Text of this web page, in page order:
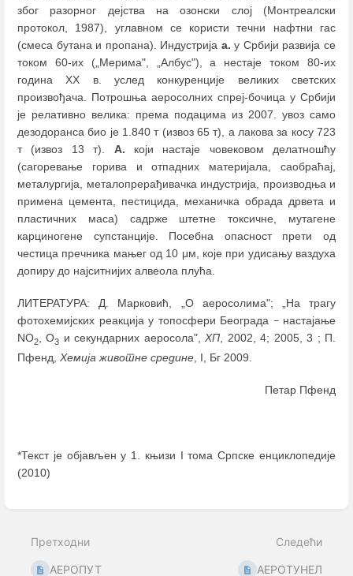
због разорног дејства на озонски слој (Монтреалски
протокол, 1987), углавном се користи течни нафтни гас
(смеса бутана и пропана). Индустрија а. у Србији развија се
током 60-их („Мерима", „Албус"), а нестаје током 80-их
година XX в. услед конкуренције великих светских
произвођача. Потрошња аеросолних спреј-бочица у Србији
је релативно велика: према подацима из 2007. увоз само
дезодоранса био је 1.840 т (извоз 65 т), а лакова за косу 723
т (извоз 13 т). А. који настаје човековом делатношћу
(сагоревање горива и отпадних материјала, саобраћај,
металургија, металoпрерађивачка индустрија, производња и
примена цемента, пестицида, механичка обрада дрвета и
пластичних маса) садрже штетне токсичне, мутагене
карциногене супстанције. Посебна опасност прети од
честица пречника мањег од 10 μм, које при удисању ваздуха
допиру до најситнијих алвеола плућа.
ЛИТЕРАТУРА: Д. Марковић, „О аеросолима"; „На трагу
фотохемијских реакција у топосфери Београда –настајање
NO2 , O3 и секундарних аеросола", ХП , 2002, 4; 2005, 3 ; П.
Пфенд, Хемија животне средине , I, Бг 2009.
Петар Пфенд
*Текст је објављен у 1. књизи I тома Српске енциклопедије
(2010)
mode
Претходни
АЕРОПУТ
Следећи
АЕРОТУНЕЛ